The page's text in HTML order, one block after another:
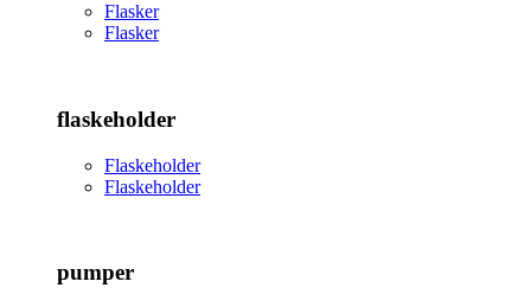
Flasker
Flasker
flaskeholder
Flaskeholder
Flaskeholder
pumper